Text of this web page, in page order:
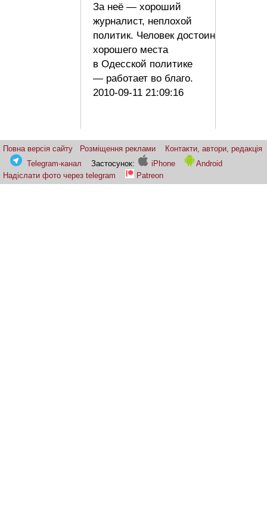
За неё — хороший
журналист, неплохой
политик. Человек достоин
хорошего места
в Одесской политике
— работает во благо.
2010-09-11 21:09:16
Повна версія сайту Розміщення реклами
Контакти, автори, редакція
Telegram-канал
Застосунок: iPhone
Android
Надіслати фото через telegram
Patreon